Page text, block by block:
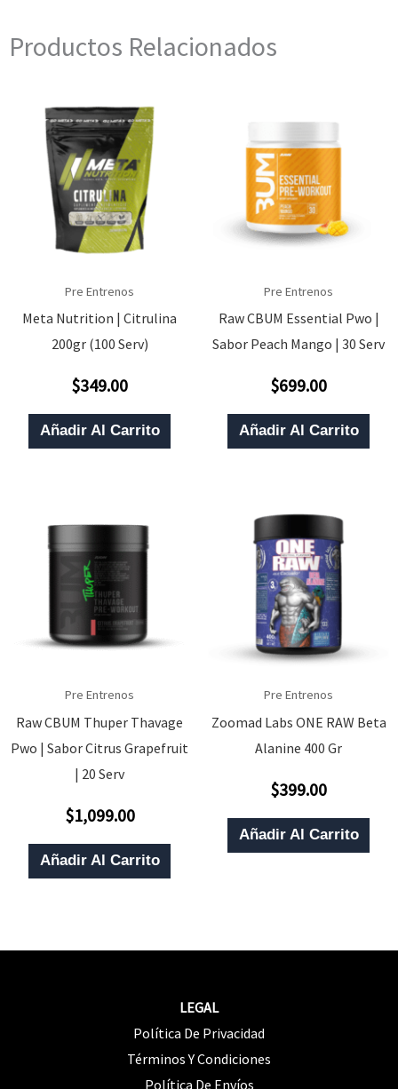
Productos Relacionados
Pre Entrenos
Meta Nutrition | Citrulina
200gr (100 Serv)
Valorado
0
De
5
$349.00
Añadir Al Carrito
Pre Entrenos
Raw CBUM Essential Pwo |
Sabor Peach Mango | 30 Serv
Valorado
0
De
5
$699.00
Añadir Al Carrito
Pre Entrenos
Raw CBUM Thuper Thavage
Pwo | Sabor Citrus Grapefruit
| 20 Serv
Valorado
Con
0
De
5
$1,099.00
Añadir Al Carrito
Pre Entrenos
Zoomad Labs ONE RAW Beta
Alanine 400 Gr
Valorado
0
De
5
$399.00
Añadir Al Carrito
LEGAL
Política De Privacidad
Términos Y Condiciones
Política De Envíos